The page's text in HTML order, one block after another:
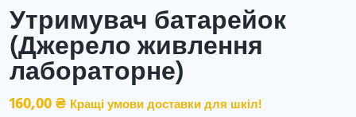
Утримувач батарейок
(Джерело живлення
лабораторне)
160,00₴ Кращі умови доставки для шкіл!